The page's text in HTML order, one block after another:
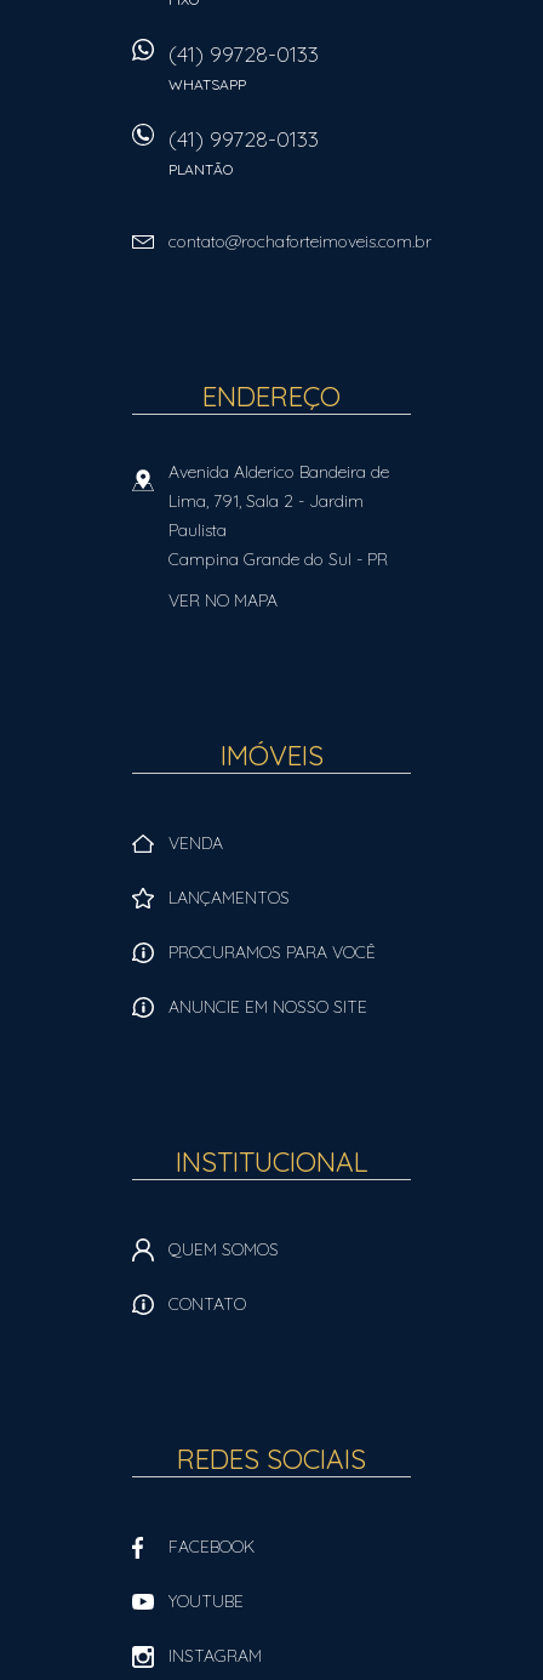
(41) 99728-0133
WHATSAPP
(41) 99728-0133
PLANTÃO
contato@rochaforteimoveis.com.br
ENDEREÇO
Avenida Alderico Bandeira de
Lima, 791, Sala 2 - Jardim
Paulista
Campina Grande do Sul - PR
VER NO MAPA
IMÓVEIS
VENDA
LANÇAMENTOS
PROCURAMOS PARA VOCÊ
ANUNCIE EM NOSSO SITE
INSTITUCIONAL
QUEM SOMOS
CONTATO
REDES SOCIAIS
FACEBOOK
YOUTUBE
INSTAGRAM